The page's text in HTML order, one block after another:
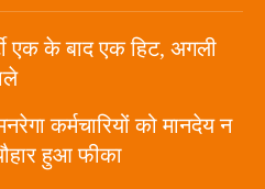
एक के बाद एक हिट, अगली
कर्मचारियों को मानदेय न
हुआ फीका